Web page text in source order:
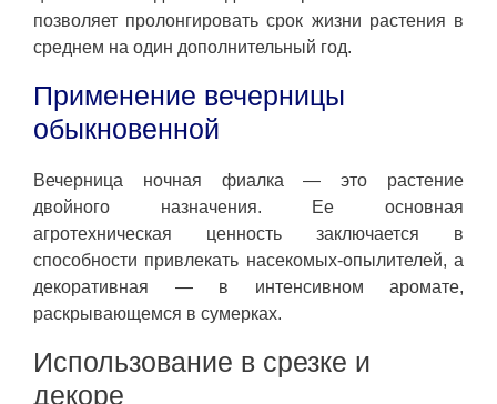
позволяет пролонгировать срок жизни растения в
среднем на один дополнительный год.
Применение вечерницы
обыкновенной
Вечерница ночная фиалка — это растение
двойного назначения. Ее основная
агротехническая ценность заключается в
способности привлекать насекомых-опылителей, а
декоративная — в интенсивном аромате,
раскрывающемся в сумерках.
Использование в срезке и
декоре